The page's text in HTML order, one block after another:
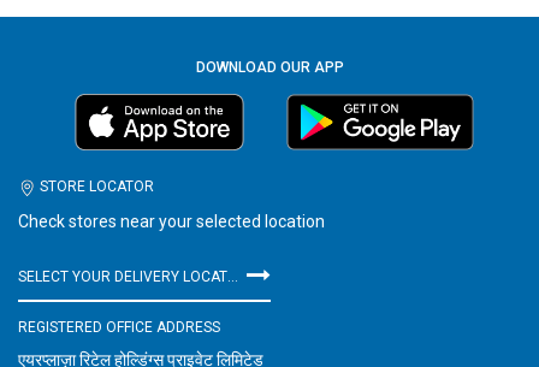
DOWNLOAD OUR APP
STORE LOCATOR
Check stores near your selected location
REGISTERED OFFICE ADDRESS
एयरप्लाज़ा रिटेल होल्डिंग्स प्राइवेट लिमिटेड